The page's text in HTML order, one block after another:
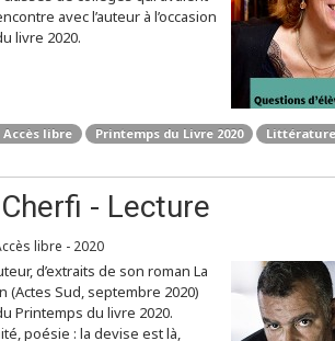
avec l’auteur à l’occasion
livre 2020.
libre Printemps du Livre 2020
- Lecture
libre - 2020
d’extraits de son roman La
(Actes Sud, septembre 2020)
Printemps du livre 2020.
poésie : la devise est là,